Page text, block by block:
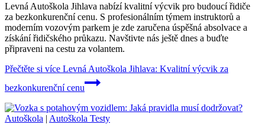
Levná Autoškola Jihlava nabízí kvalitní výcvik pro budoucí řidiče
za bezkonkurenční cenu. S profesionálním týmem instruktorů a
moderním vozovým parkem je zde zaručena úspěšná absolvace a
získání řidičského průkazu. Navštivte nás ještě dnes a buďte
připraveni na cestu za volantem.
Přečtěte si více Levná Autoškola Jihlava: Kvalitní výcvik za
bezkonkurenční cenu
Autoškola | Autoškola Testy